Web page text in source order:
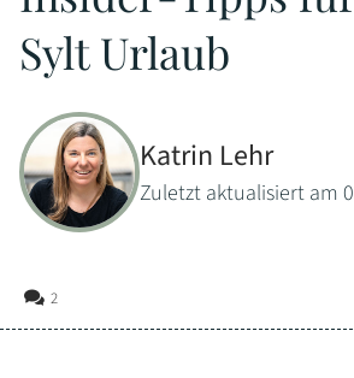
Sylt Urlaub
Katrin Lehr
Zuletzt aktualisiert am
2